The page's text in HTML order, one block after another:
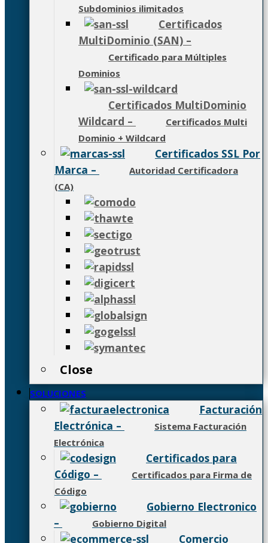
Subdominios ilimitados
Certificados
MultiDominio (SAN) –
Certificado para Múltiples
Dominios
Certificados MultiDominio
Wildcard –
Certificados Multi
Dominio + Wildcard
Certificados SSL Por
Marca –
Autoridad Certificadora
(CA)
Close
SOLUCIONES
Facturación
Electrónica –
Sistema Facturación
Electrónica
Certificados para
Código –
Certificados para Firma de
Código
Gobierno Electronico
–
Gobierno Digital
Comercio